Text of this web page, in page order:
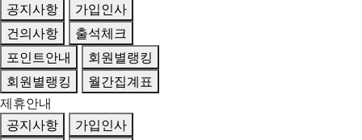
공지사항
가입인사
건의사항
출석체크
포인트안내
회원별랭킹
회원별랭킹
월간집계표
제휴안내
공지사항
가입인사